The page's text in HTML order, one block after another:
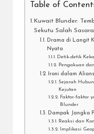
Table of
Kuwait Blunder:
Sekutu Salah
Drama di Langit
Nyata
Detik-detik
Pengakuan
Ironi dalam
Sejarah
Kejutan
Faktor-faktor
Blunder
Dampak Jangka
Reaksi dan
Implikasi